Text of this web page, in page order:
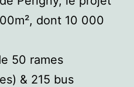
dont 10 000
50 rames
& 215 bus